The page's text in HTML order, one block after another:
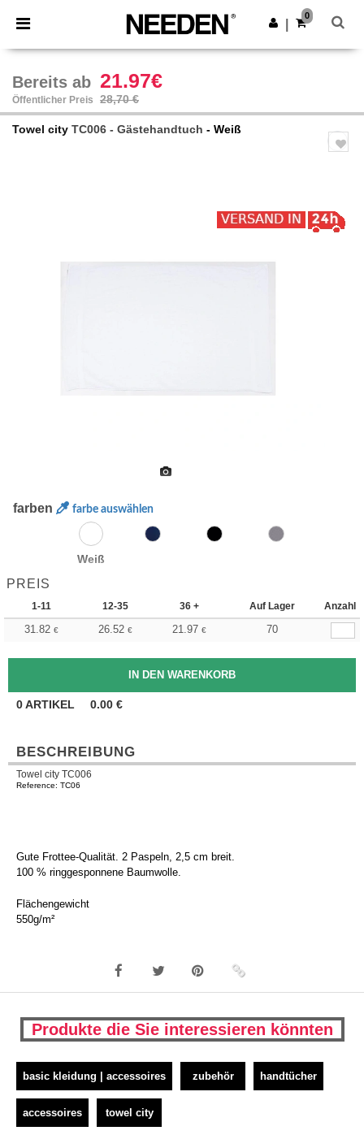
× Needen App
Bessere Preise in der App!
App holen
0
Bereits ab 21.97€
Öffentlicher Preis 28,70 €
Towel city TC006 - Gästehandtuch - Weiß
farben farbe auswählen
Weiß
PREIS
1-11 12-35 36 + Auf Lager Anzahl
31.82 € 26.52 € 21.97 € 70
0ARTIKEL 0.00 €
BESCHREIBUNG
Towel city TC006
Reference: TC06
Gute Frottee-Qualität. 2 Paspeln, 2,5 cm breit.
100 % ringgesponnene Baumwolle.
Flächengewicht
550g/m²
Produkte die Sie interessieren könnten
basic kleidung | accessoires zubehör handtücher
accessoires towel city